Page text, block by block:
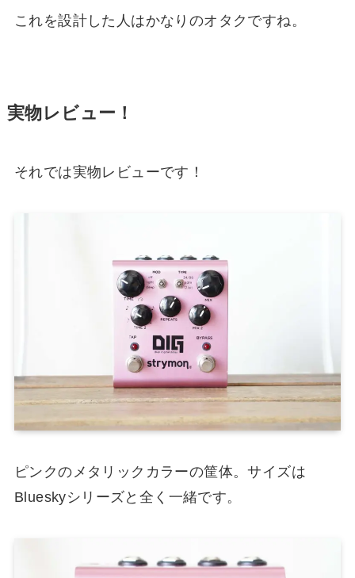
これを設計した人はかなりのオタクですね。
実物レビュー！
それでは実物レビューです！
ピンクのメタリックカラーの筐体。サイズは
Blueskyシリーズと全く一緒です。